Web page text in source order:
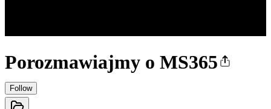
Porozmawiajmy o MS365
Follow